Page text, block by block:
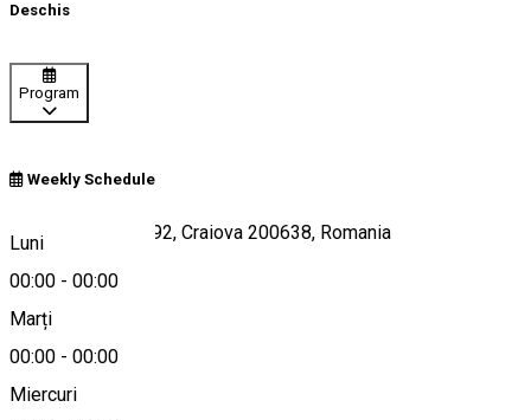
Deschis
Program
Weekly Schedule
Luni
00:00 - 00:00
Marți
00:00 - 00:00
Miercuri
Bulevardul 1 Mai 92, Craiova 200638, Romania
Hartă